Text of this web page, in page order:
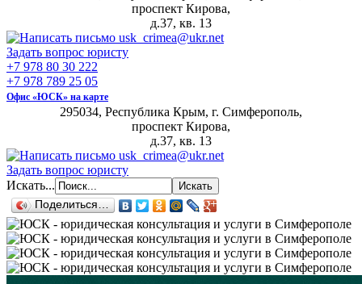
проспект Кирова,
д.37, кв. 13
Задать вопрос юристу
+7 978 80 30 222
+7 978 789 25 05
Офис «ЮСК» на карте
295034, Республика Крым, г. Симферополь,
проспект Кирова,
д.37, кв. 13
Задать вопрос юристу
Искать...
Поделиться…